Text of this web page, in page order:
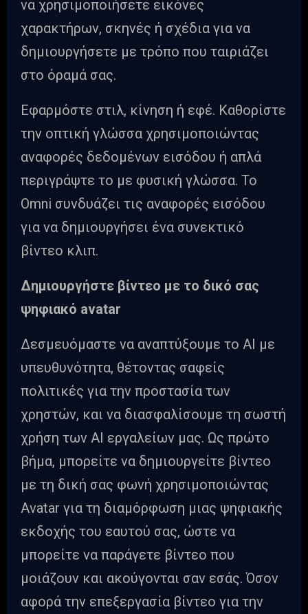
να χρησιμοποιήσετε εικόνες
χαρακτήρων, σκηνές ή σχέδια για να
δημιουργήσετε με τρόπο που ταιριάζει
στο όραμά σας.
Εφαρμόστε στιλ, κίνηση ή εφέ. Καθορίστε
την οπτική γλώσσα χρησιμοποιώντας
αναφορές δεδομένων εισόδου ή απλά
περιγράψτε το με φυσική γλώσσα. Το
Omni συνδυάζει τις αναφορές εισόδου
για να δημιουργήσει ένα συνεκτικό
βίντεο κλιπ.
Δημιουργήστε βίντεο με το δικό σας
ψηφιακό avatar
Δεσμευόμαστε να αναπτύξουμε το AI με
υπευθυνότητα, θέτοντας σαφείς
πολιτικές για την προστασία των
χρηστών, και να διασφαλίσουμε τη σωστή
χρήση των AI εργαλείων μας. Ως πρώτο
βήμα, μπορείτε να δημιουργείτε βίντεο
με τη δική σας φωνή χρησιμοποιώντας
Avatar για τη διαμόρφωση μιας ψηφιακής
εκδοχής του εαυτού σας, ώστε να
μπορείτε να παράγετε βίντεο που
μοιάζουν και ακούγονται σαν εσάς. Όσον
αφορά την επεξεργασία βίντεο για την